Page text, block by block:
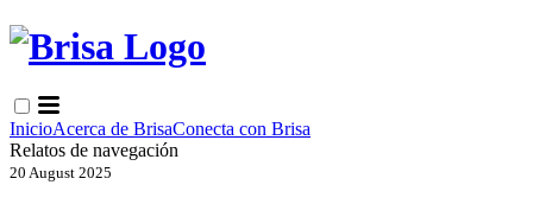
InicioAcerca de BrisaConecta con Brisa
Relatos de navegación
20 August 2025